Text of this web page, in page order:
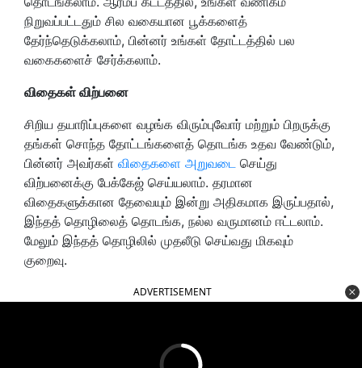
நிறுவப்பட்டதும் சில வகையான பூக்களைத்
தேர்ந்தெடுக்கலாம், பின்னர் உங்கள் தோட்டத்தில் பல
வகைகளைச் சேர்க்கலாம்.
விதைகள் விற்பனை
சிறிய தயாரிப்புகளை வழங்க விரும்புவோர் மற்றும் பிறருக்கு
தங்கள் சொந்த தோட்டங்களைத் தொடங்க உதவ வேண்டும்,
பின்னர் அவர்கள் விதைகளை அறுவடை
செய்து
விற்பனைக்கு பேக்கேஜ் செய்யலாம். தரமான
விதைகளுக்கான தேவையும் இன்று அதிகமாக இருப்பதால்,
இந்தத் தொழிலைத் தொடங்க, நல்ல வருமானம் ஈட்டலாம்.
மேலும் இந்தத் தொழிலில் முதலீடு செய்வது மிகவும்
குறைவு.
ADVERTISEMENT